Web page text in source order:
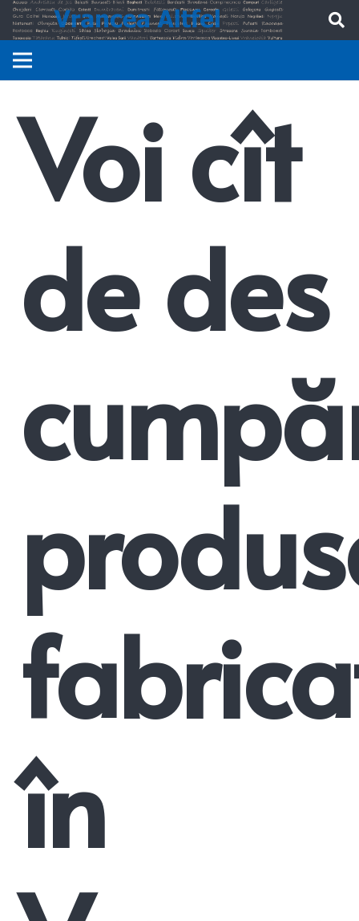
Voi cît
de des
în